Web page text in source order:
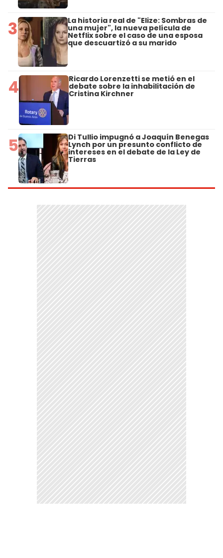
3 La historia real de "Elize: Sombras de
una mujer", la nueva película de
Netflix sobre el caso de una esposa
que descuartizó a su marido
4 Ricardo Lorenzetti se metió en el
debate sobre la inhabilitación de
Cristina Kirchner
5 Di Tullio impugnó a Joaquín Benegas
Lynch por un presunto conflicto de
intereses en el debate de la Ley de
Tierras